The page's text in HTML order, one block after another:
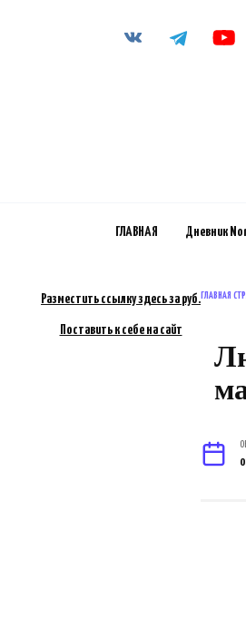
ГЛАВНАЯ Дневник
ГЛАВНАЯ
Разместить ссылку здесь за руб.
Поставить к себе на сайт